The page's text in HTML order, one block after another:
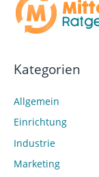
Kategorien
Allgemein
Einrichtung
Industrie
Marketing